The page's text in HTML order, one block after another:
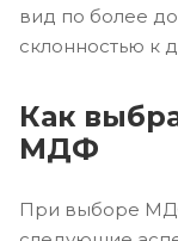
вид по более
склонностью к
Как
МДФ
При выборе